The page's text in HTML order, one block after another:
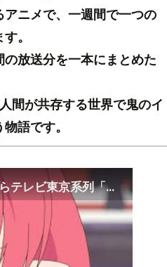
ニメで、一週間で一つの
。
放送分を一本にまとめた
間が共存する世界で鬼のイ
語です。
TVアニメ『おにぱん！』公式メインPV解禁！4/11(月)からテレビ東京系列「おはスタ」にて毎日放送スタート！